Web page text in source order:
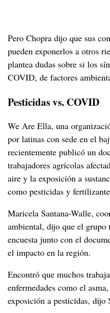
Pero Chopra dijo que sus
pueden exponerlos a otros
plantea dudas sobre si los
COVID, de factores
Pesticidas vs. COVID
We Are Ella, una
por latinas con sede en el
recientemente publicó un
trabajadores agrícolas
aire y la exposición a
como pesticidas y
Maricela Santana-Walle,
ambiental, dijo que el grupo
encuesta junto con el
el impacto en la región.
Encontró que muchos
enfermedades como el
exposición a pesticidas, dijo